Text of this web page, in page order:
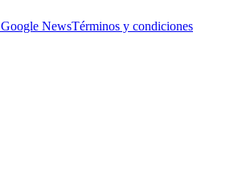
Google NewsTérminos y condiciones